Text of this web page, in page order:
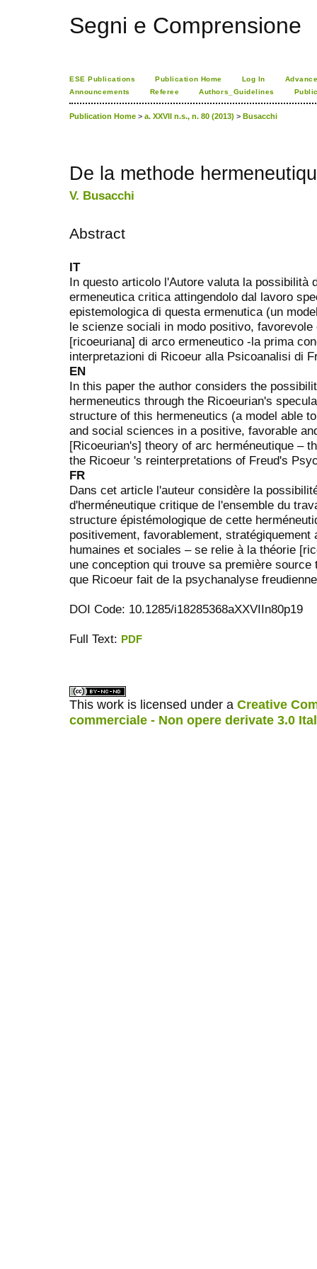
Segni e Comprensione
ESE Publications Publication Home Log In
Announcements
Referee Authors_Guidelines
Publication Home > a. XXVII n.s., n. 80 (2013) > Busacchi
De la methode
V. Busacchi
Abstract
IT
In questo articolo l'Autore valuta la possibilità
ermeneutica critica attingendolo dal lavoro
epistemologica di questa ermenutica (un
le scienze sociali in modo positivo,
[ricoeuriana] di arco ermeneutico -la prima
interpretazioni di Ricoeur alla Psicoanalisi di
EN
In this paper the author considers the
hermeneutics through the Ricoeurian's
structure of this hermeneutics (a model able
and social sciences in a positive, favorable
[Ricoeurian's] theory of arc herméneutique –
the Ricoeur 's reinterpretations of Freud's
FR
Dans cet article l'auteur considère la
d'herméneutique critique de l'ensemble du
structure épistémologique de cette
positivement, favorablement,
humaines et sociales – se relie à la théorie
une conception qui trouve sa première
que Ricoeur fait de la psychanalyse freudienne
DOI Code: 10.1285/i18285368aXXVIIn80p19
Full Text: PDF
This work is licensed under a Creative
commerciale - Non opere derivate 3.0